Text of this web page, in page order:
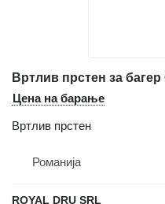
Вртлив прстен за
Цена на барање
Вртлив прстен
Романија
ROYAL DRU SRL